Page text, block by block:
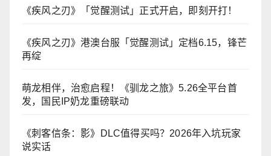
《疾风之刃》「觉醒测试」正式开启，即刻开打！
《疾风之刃》港澳台服「觉醒测试」定档6.15，锋芒
再绽
萌龙相伴，治愈启程！《驯龙之旅》5.26全平台首
发，国民IP奶龙重磅联动
《刺客信条：影》DLC值得买吗？2026年入坑玩家
说实话